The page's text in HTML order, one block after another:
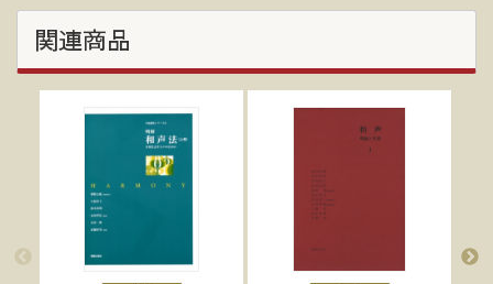
関連商品